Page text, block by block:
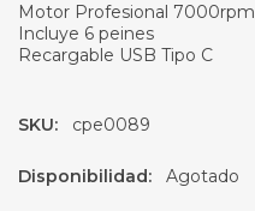
Motor Profesional 7000rpm
Incluye 6 peines
Recargable USB Tipo C
SKU: cpe0089
Disponibilidad: Agotado